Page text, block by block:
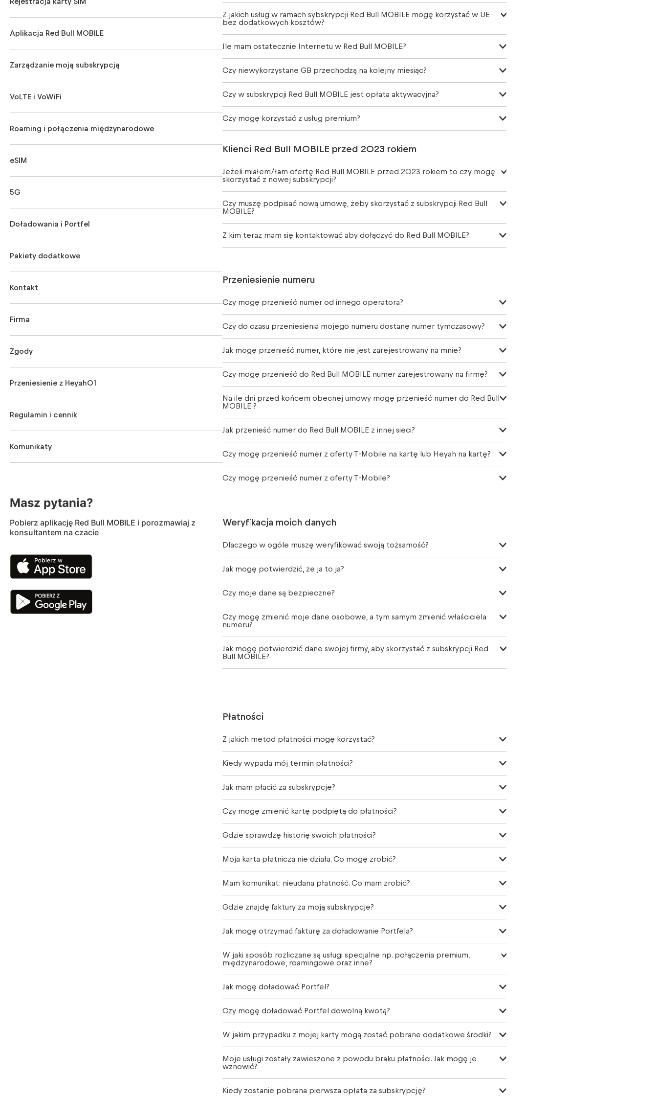
Rejestracja karty SIM
Aplikacja Red Bull MOBILE
Zarządzanie moją subskrypcją
VoLTE i VoWiFi
Roaming i połączenia międzynarodowe
eSIM
5G
Doładowania i Portfel
Pakiety dodatkowe
Kontakt
Firma
Zgody
Przeniesienie z Heyah01
Regulamin i cennik
Komunikaty
Masz pytania?
Pobierz aplikację Red Bull MOBILE i porozmawiaj z
konsultantem na czacie
Z jakich usług w ramach sybskrypcji Red Bull MOBILE mogę korzystać w UE
bez dodatkowych kosztów?
Ile mam ostatecznie Internetu w Red Bull MOBILE?
Czy niewykorzystane GB przechodzą na kolejny miesiąc?
Czy w subskrypcji Red Bull MOBILE jest opłata aktywacyjna?
Czy mogę korzystać z usług premium?
Klienci Red Bull MOBILE przed 2023 rokiem
Jeżeli miałem/łam ofertę Red Bull MOBILE przed 2023 rokiem to czy mogę
skorzystać z nowej subskrypcji?
Czy muszę podpisać nową umowę, żeby skorzystać z subskrypcji Red Bull
MOBILE?
Z kim teraz mam się kontaktować aby dołączyć do Red Bull MOBILE?
Przeniesienie numeru
Czy mogę przenieść numer od innego operatora?
Czy do czasu przeniesienia mojego numeru dostanę numer tymczasowy?
Jak mogę przenieść numer, które nie jest zarejestrowany na mnie?
Czy mogę przenieść do Red Bull MOBILE numer zarejestrowany na firmę?
Na ile dni przed końcem obecnej umowy mogę przenieść numer do Red Bull
MOBILE ?
Jak przenieść numer do Red Bull MOBILE z innej sieci?
Czy mogę przenieść numer z oferty T-Mobile na kartę lub Heyah na kartę?
Czy mogę przenieść numer z oferty T-Mobile?
Weryfikacja moich danych
Dlaczego w ogóle muszę weryfikować swoją tożsamość?
Jak mogę potwierdzić, że ja to ja?
Czy moje dane są bezpieczne?
Czy mogę zmienić moje dane osobowe, a tym samym zmienić właściciela
numeru?
Jak mogę potwierdzić dane swojej firmy, aby skorzystać z subskrypcji Red
Bull MOBILE?
Płatności
Z jakich metod płatności mogę korzystać?
Kiedy wypada mój termin płatności?
Jak mam płacić za subskrypcje?
Czy mogę zmienić kartę podpiętą do płatności?
Gdzie sprawdzę historię swoich płatności?
Moja karta płatnicza nie działa. Co mogę zrobić?
Mam komunikat: nieudana płatność. Co mam zrobić?
Gdzie znajdę faktury za moją subskrypcje?
Jak mogę otrzymać fakturę za doładowanie Portfela?
W jaki sposób rozliczane są usługi specjalne np. połączenia premium,
międzynarodowe, roamingowe oraz inne?
Jak mogę doładować Portfel?
Czy mogę doładować Portfel dowolną kwotą?
W jakim przypadku z mojej karty mogą zostać pobrane dodatkowe środki?
Moje usługi zostały zawieszone z powodu braku płatności. Jak mogę je
wznowić?
Kiedy zostanie pobrana pierwsza opłata za subskrypcję?